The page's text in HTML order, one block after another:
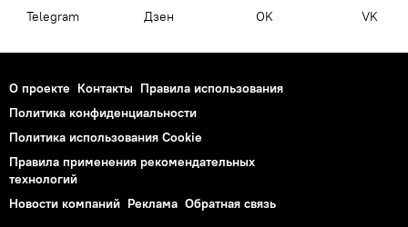
Telegram Дзен OK VK
О проекте Контакты Правила использования
Политика конфиденциальности
Политика использования Cookie
Правила применения рекомендательных
технологий
Новости компаний Реклама Обратная связь